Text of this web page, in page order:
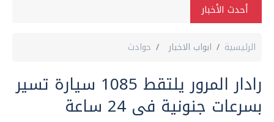
أحدث الأخبار
الرئيسية ابواب الاخبار حوادث
رادار المرور يلتقط 1085 سيارة تسير
بسرعات جنونية فى 24 ساعة